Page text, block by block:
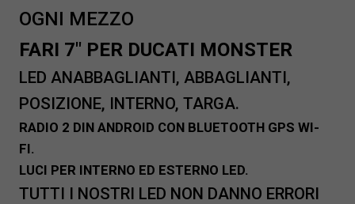
OGNI MEZZO
FARI 7″ PER DUCATI MONSTER
LED ANABBAGLIANTI, ABBAGLIANTI,
POSIZIONE, INTERNO, TARGA.
RADIO 2 DIN ANDROID CON BLUETOOTH GPS WI-
FI.
LUCI PER INTERNO ED ESTERNO LED.
TUTTI I NOSTRI LED NON DANNO ERRORI